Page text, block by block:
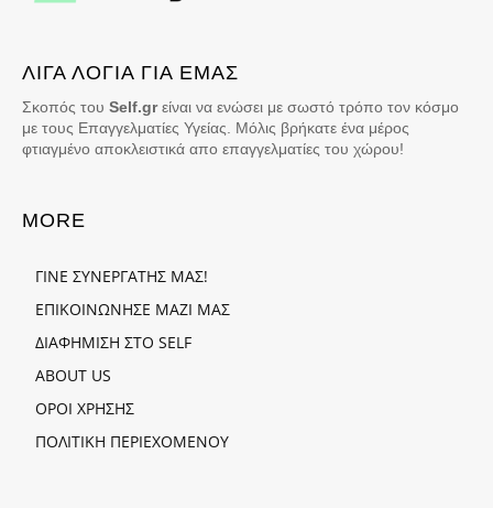
ΛΙΓΑ ΛΟΓΙΑ ΓΙΑ ΕΜΑΣ
Σκοπός του Self.grείναι να ενώσει με σωστό τρόπο τον κόσμο
με τους Επαγγελματίες Υγείας. Μόλις βρήκατε ένα μέρος
φτιαγμένο αποκλειστικά απο επαγγελματίες του χώρου!
MORE
ΓΙΝΕ ΣΥΝΕΡΓΑΤΗΣ ΜΑΣ!
ΕΠΙΚΟΙΝΩΝΗΣΕ ΜΑΖΙ ΜΑΣ
ΔΙΑΦΗΜΙΣΗ ΣΤΟ SELF
ABOUT US
ΟΡΟΙ ΧΡΗΣΗΣ
ΠΟΛΙΤΙΚΗ ΠΕΡΙΕΧΟΜΕΝΟΥ